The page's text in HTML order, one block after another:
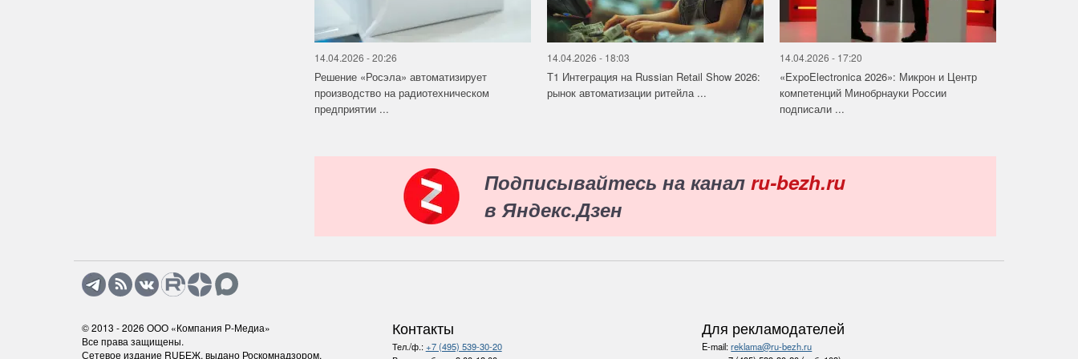
14.04.2026 - 20:26
Решение «Росэла» автоматизирует
производство на радиотехническом
предприятии ...
14.04.2026 - 18:03
Т1 Интеграция на Russian Retail Show 2026:
рынок автоматизации ритейла ...
14.04.2026 - 17:20
«ExpoElectronica 2026»: Микрон и Центр
компетенций Минобрнауки России
подписали ...
Подписывайтесь на канал ru-bezh.ru
в Яндекс.Дзен
© 2013 - 2026 ООО «Компания Р-Медиа»
Все права защищены.
Сетевое издание RUБЕЖ, выдано Роскомнадзором.
Контакты
Тел./ф.:+7 (495) 539-30-20
Для рекламодателей
E-mail:reklama@ru-bezh.ru